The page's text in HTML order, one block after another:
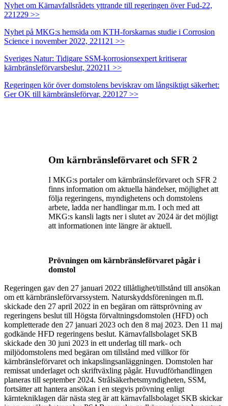
Nyhet om Kärnavfallsrådets yttrande till regeringen över Fud-22,
221229 >>
Nyhet på MKG:s hemsida om KTH-forskarnas studie i Corrosion
Science i november 2022, 221121 >>
Sveriges Natur: Tidigare SSM-korrosionsexpert kritiserar
kärnbränsleförvarsbeslut, 220211 >>
Regeringen kör över domstolens beviskrav om långsiktigt säkerhet:
Ger OK till kärnbränsleförvar, 220127 >>
Om kärnbränsleförvaret och SFR 2
I MKG:s portaler om kärnbränsleförvaret och SFR 2
finns information om aktuella händelser, möjlighet att
följa regeringens, myndighetens och domstolens
arbete, ladda ner handlingar m.m. I och med att
MKG:s kansli lagts ner i slutet av 2024 är det möjligt
att informationen inte längre är aktuell.
Prövningen om kärnbränsleförvaret pågår i
domstol
Regeringen gav den 27 januari 2022 tillåtlighet/tillstånd till ansökan
om ett kärnbränsleförvarssystem. Naturskyddsföreningen m.fl.
skickade den 27 april 2022 in en begäran om rättsprövning av
regeringens beslut till Högsta förvaltningsdomstolen (HFD) och
kompletterade den 27 januari 2023 och den 8 maj 2023. Den 11 maj
godkände HFD regeringens beslut. Kärnavfallsbolaget SKB
skickade den 30 juni 2023 in ett underlag till mark- och
miljödomstolens med begäran om tillstånd med villkor för
kärnbränsleförvaret och inkapslingsanläggningen. Domstolen har
remissat underlaget och skriftväxling pågår. Huvudförhandlingen
planeras till september 2024. Strålsäkerhetsmyndigheten, SSM,
fortsätter att hantera ansökan i en stegvis prövning enligt
kärntekniklagen där nästa steg är att kärnavfallsbolaget SKB skickar